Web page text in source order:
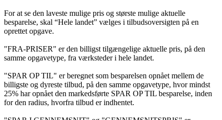
For at se den laveste mulige pris og største mulige aktuelle
besparelse, skal “Hele landet” vælges i tilbudsoversigten på en
oprettet opgave.
"FRA-PRISER" er den billigst tilgængelige aktuelle pris, på den
samme opgavetype, fra værksteder i hele landet.
"SPAR OP TIL" er beregnet som besparelsen opnået mellem de
billigste og dyreste tilbud, på den samme opgavetype, hvor mindst
25% har opnået den markedsførte SPAR OP TIL besparelse, inden
for den radius, hvorfra tilbud er indhentet.